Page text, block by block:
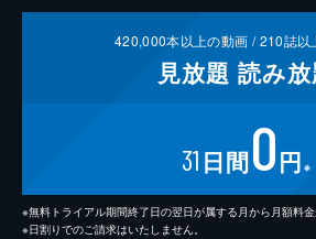
420,000本以上の動画 /210誌以
見放題 読み放
31 日間0円 ※
※無料トライアル期間終了日の翌日が属する月から月額料金
※日割りでのご請求はいたしません。